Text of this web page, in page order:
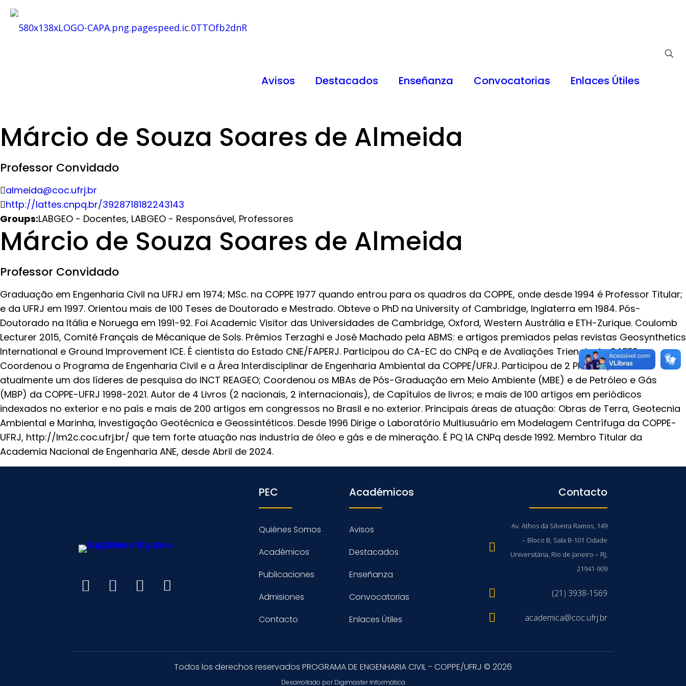
Avisos Destacados Enseñanza Convocatorias Enlaces Útiles
Márcio de Souza Soares de Almeida
Professor Convidado
almeida@coc.ufrj.br
http://lattes.cnpq.br/3928718182243143
Groups:LABGEO - Docentes, LABGEO - Responsável, Professores
Márcio de Souza Soares de Almeida
Professor Convidado
Graduação em Engenharia Civil na UFRJ em 1974; MSc. na COPPE 1977 quando entrou para os quadros da COPPE, onde desde 1994 é Professor Titular;
e da UFRJ em 1997. Orientou mais de 100 Teses de Doutorado e Mestrado. Obteve o PhD na University of Cambridge, Inglaterra em 1984. Pós-
Doutorado na Itália e Noruega em 1991-92. Foi Academic Visitor das Universidades de Cambridge, Oxford, Western Austrália e ETH-Zurique. Coulomb
Lecturer 2015, Comité Français de Mécanique de Sols. Prêmios Terzaghi e José Machado pela ABMS: e artigos premiados pelas revistas Geosynthetics
International e Ground Improvement ICE. É cientista do Estado CNE/FAPERJ. Participou do CA-EC do CNPq e de Avaliações Trienais da CAPES.
Coordenou o Programa de Engenharia Civil e a Área Interdisciplinar de Engenharia Ambiental da COPPE/UFRJ. Participou de 2 PRONEX/MCT. É
atualmente um dos líderes de pesquisa do INCT REAGEO; Coordenou os MBAs de Pós-Graduação em Meio Ambiente (MBE) e de Petróleo e Gás
(MBP) da COPPE-UFRJ 1998-2021. Autor de 4 Livros (2 nacionais, 2 internacionais), de Capítulos de livros; e mais de 100 artigos em periódicos
indexados no exterior e no país e mais de 200 artigos em congressos no Brasil e no exterior. Principais áreas de atuação: Obras de Terra, Geotecnia
Ambiental e Marinha, Investigação Geotécnica e Geossintéticos. Desde 1996 Dirige o Laboratório Multiusuário em Modelagem Centrífuga da COPPE-
UFRJ, http://lm2c.coc.ufrj.br/ que tem forte atuação nas industria de óleo e gás e de mineração. É PQ 1A CNPq desde 1992. Membro Titular da
Academia Nacional de Engenharia ANE, desde Abril de 2024.
PEC
Quiénes Somos
Académicos
Publicaciones
Admisiones
Contacto
Académicos
Avisos
Destacados
Enseñanza
Convocatorias
Enlaces Útiles
Contacto
Av. Athos da Silveira Ramos, 149
– Bloco B, Sala B-101 Cidade
Universitária, Rio de Janeiro – RJ,
21941-909
(21) 3938-1569
academica@coc.ufrj.br
Todos los derechos reservados PROGRAMA DE ENGENHARIA CIVIL - COPPE/UFRJ © 2026
Desarrollado por Digimaster Informática